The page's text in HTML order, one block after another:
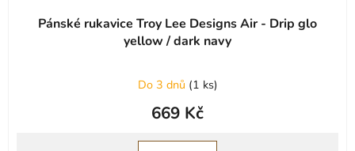
Pánské rukavice Troy Lee Designs Air - Drip glo
yellow / dark navy
Do 3 dnů (1 ks)
669 Kč